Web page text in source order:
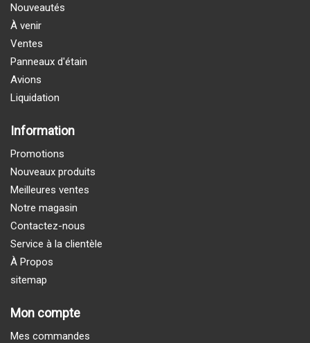
Nouveautés
À venir
Ventes
Panneaux d'étain
Avions
Liquidation
Information
Promotions
Nouveaux produits
Meilleures ventes
Notre magasin
Contactez-nous
Service à la clientèle
À Propos
sitemap
Mon compte
Mes commandes